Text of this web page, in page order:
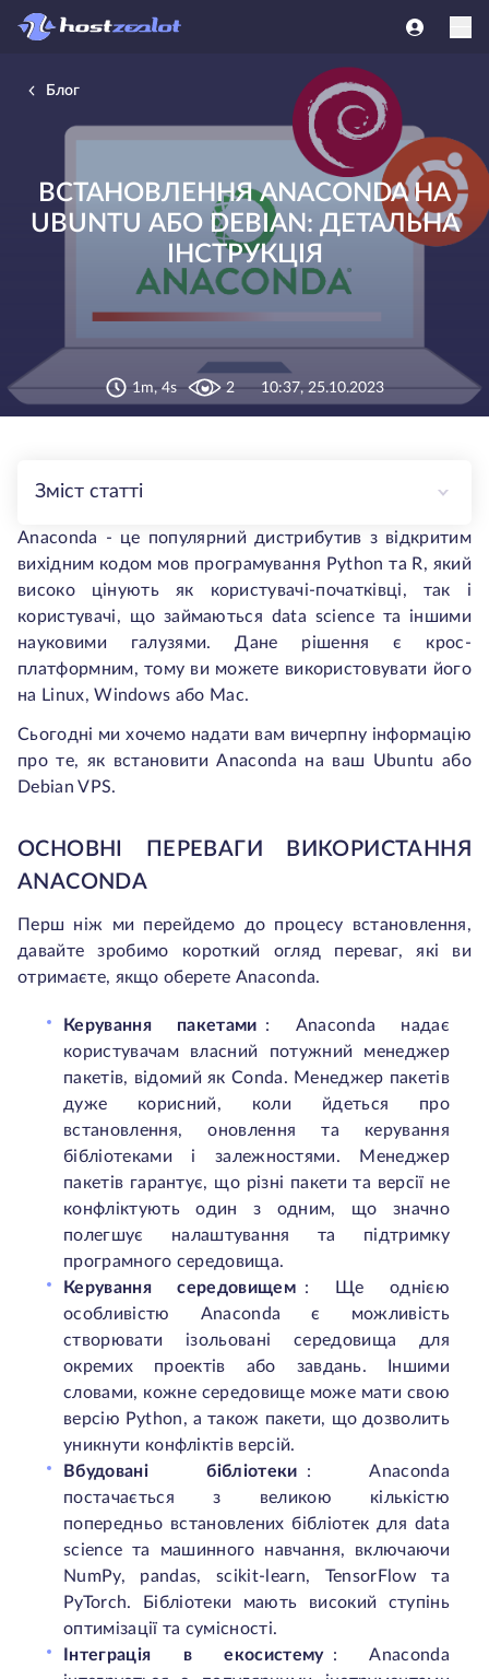
Блог
ВСТАНОВЛЕННЯ ANACONDA НА
UBUNTU АБО DEBIAN: ДЕТАЛЬНА
ІНСТРУКЦІЯ
1m, 4s 2 10:37, 25.10.2023
Зміст статті
Anaconda - це популярний дистрибутив з відкритим
вихідним кодом мов програмування Python та R, який
високо цінують як користувачі-початківці, так і
користувачі, що займаються data science та іншими
науковими галузями. Дане рішення є крос-
платформним, тому ви можете використовувати його
на Linux, Windows або Mac.
Сьогодні ми хочемо надати вам вичерпну інформацію
про те, як встановити Anaconda на ваш Ubuntu або
Debian VPS.
ОСНОВНІ ПЕРЕВАГИ ВИКОРИСТАННЯ
ANACONDA
Перш ніж ми перейдемо до процесу встановлення,
давайте зробимо короткий огляд переваг, які ви
отримаєте, якщо оберете Anaconda.
Керування пакетами : Anaconda надає
користувачам власний потужний менеджер
пакетів, відомий як Conda. Менеджер пакетів
дуже корисний, коли йдеться про
встановлення, оновлення та керування
бібліотеками і залежностями. Менеджер
пакетів гарантує, що різні пакети та версії не
конфліктують один з одним, що значно
полегшує налаштування та підтримку
програмного середовища.
Керування середовищем : Ще однією
особливістю Anaconda є можливість
створювати ізольовані середовища для
окремих проектів або завдань. Іншими
словами, кожне середовище може мати свою
версію Python, а також пакети, що дозволить
уникнути конфліктів версій.
Вбудовані бібліотеки
: Anaconda
постачається з великою кількістю
попередньо встановлених бібліотек для data
science та машинного навчання, включаючи
NumPy, pandas, scikit-learn, TensorFlow та
PyTorch. Бібліотеки мають високий ступінь
оптимізації та сумісності.
Інтеграція в екосистему : Anaconda